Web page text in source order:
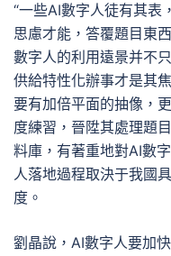
“一些AI數字人徒有其表
思慮才能，答覆題目東
數字人的利用遠景并不
供給特性化辦事才是其
要有加倍平面的抽像，
度練習，晉陞其處理題
料庫，有著重地對AI數
人落地過程取決于我國
度。
劉晶說，AI數字人要加